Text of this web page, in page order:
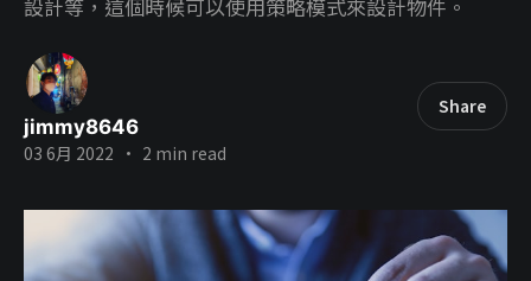
設計等，這個時候可以使用策略模式來設計物件。
jimmy8646
03 6月 2022 • 2 min read
Share